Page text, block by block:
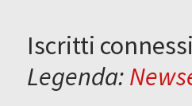
Iscritti
Legenda: